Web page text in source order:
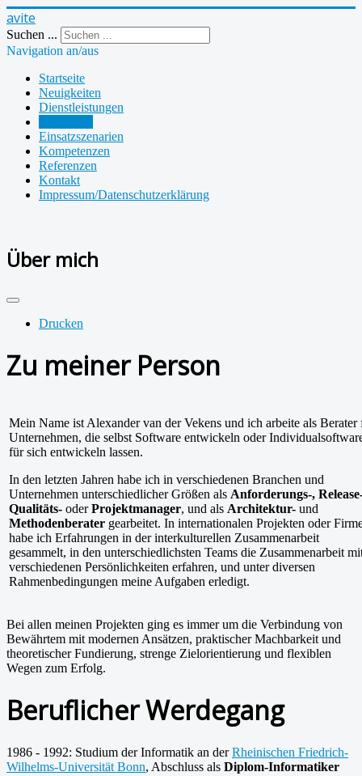
avite
Suchen ...
Navigation an/aus
Startseite
Neuigkeiten
Dienstleistungen
Einsatzszenarien
Kompetenzen
Referenzen
Kontakt
Impressum/Datenschutzerklärung
Über mich
Drucken
Zu meiner Person
Mein Name ist Alexander van der Vekens und ich arbeite als Berater
Unternehmen, die selbst Software entwickeln oder
für sich entwickeln lassen.
In den letzten Jahren habe ich in verschiedenen Branchen und
Unternehmen unterschiedlicher Größen als Anforderungs-,
Qualitäts- oderProjektmanager, und als Architektur- und
Methodenberater gearbeitet. In internationalen Projekten oder
habe ich Erfahrungen in der interkulturellen Zusammenarbeit
gesammelt, in den unterschiedlichsten Teams die Zusammenarbeit
verschiedenen Persönlichkeiten erfahren, und unter diversen
Rahmenbedingungen meine Aufgaben erledigt.
Bei allen meinen Projekten ging es immer um die Verbindung von
Bewährtem mit modernen Ansätzen, praktischer Machbarkeit und
theoretischer Fundierung, strenge Zielorientierung und flexiblen
Wegen zum Erfolg.
Beruflicher Werdegang
1986 - 1992: Studium der Informatik an derRheinischen Friedrich-
Wilhelms-Universität Bonn, Abschluss als Diplom-Informatiker